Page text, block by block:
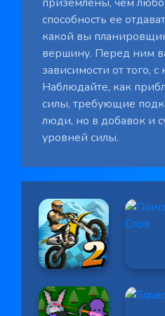
способность ее
какой вы
вершину. Перед ним
зависимости от того,
Наблюдайте, как
силы, требующие
люди, но в добавок и
уровней силы.